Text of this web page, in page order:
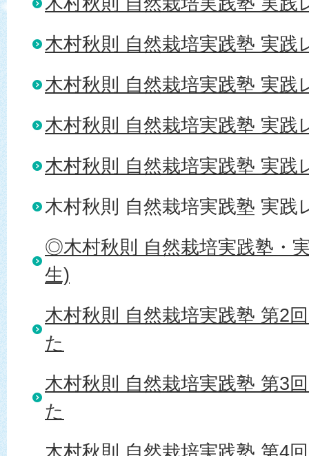
木村秋則 自然栽培実践塾 実践
木村秋則 自然栽培実践塾 実践
木村秋則 自然栽培実践塾 実践
木村秋則 自然栽培実践塾 実践
木村秋則 自然栽培実践塾 実践
◎木村秋則 自然栽培実践塾・
生)
木村秋則 自然栽培実践塾 第2
た
木村秋則 自然栽培実践塾 第3
た
木村秋則 自然栽培実践塾 第4